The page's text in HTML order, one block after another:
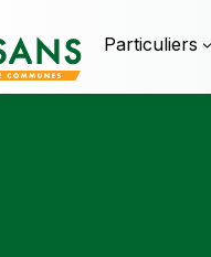
Particuliers